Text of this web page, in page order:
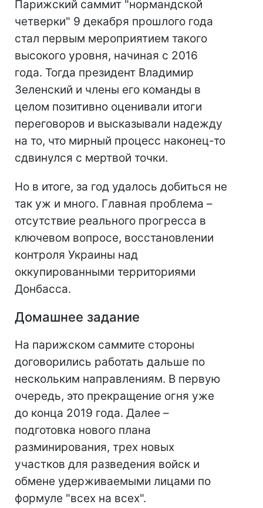
Парижский саммит "нормандской
четверки" 9 декабря прошлого года
стал первым мероприятием такого
высокого уровня, начиная с 2016
года. Тогда президент Владимир
Зеленский и члены его команды в
целом позитивно оценивали итоги
переговоров и высказывали надежду
на то, что мирный процесс наконец-то
сдвинулся с мертвой точки.
Но в итоге, за год удалось добиться не
так уж и много. Главная проблема –
отсутствие реального прогресса в
ключевом вопросе, восстановлении
контроля Украины над
оккупированными территориями
Донбасса.
Домашнее задание
На парижском саммите стороны
договорились работать дальше по
нескольким направлениям. В первую
очередь, это прекращение огня уже
до конца 2019 года. Далее –
подготовка нового плана
разминирования, трех новых
участков для разведения войск и
обмене удерживаемыми лицами по
формуле "всех на всех".